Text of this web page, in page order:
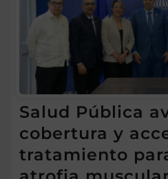
Salud Pública
cobertura y
tratamiento